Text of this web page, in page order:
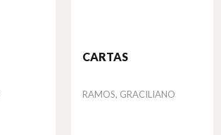
CARTAS
Autor
RAMOS, GRACILIANO